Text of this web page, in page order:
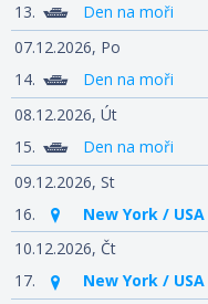
13.
Den na moři
07.12.2026, Po
14.
Den na moři
08.12.2026, Út
15.
Den na moři
09.12.2026, St
16.
New York / USA
10.12.2026, Čt
17.
New York / USA